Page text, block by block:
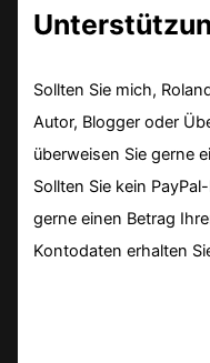
Sollten Sie mich,
Autor, Blogger oder
überweisen Sie gerne
Sollten Sie kein
gerne einen Betrag
Kontodaten erhalten